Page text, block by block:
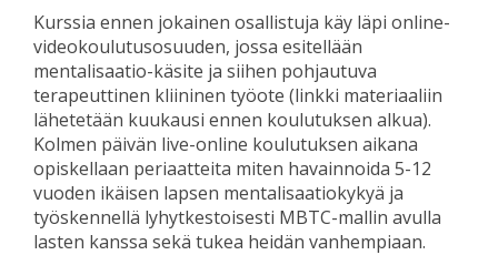
Kurssia ennen jokainen osallistuja käy läpi online-
videokoulutusosuuden, jossa esitellään
mentalisaatio-käsite ja siihen pohjautuva
terapeuttinen kliininen työote (linkki materiaaliin
lähetetään kuukausi ennen koulutuksen alkua).
Kolmen päivän live-online koulutuksen aikana
opiskellaan periaatteita miten havainnoida 5-12
vuoden ikäisen lapsen mentalisaatiokykyä ja
työskennellä lyhytkestoisesti MBTC-mallin avulla
lasten kanssa sekä tukea heidän vanhempiaan.